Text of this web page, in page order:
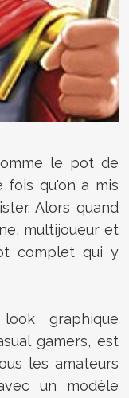
le pot de
fois qu'on a mis
Alors quand
multijoueur et
complet qui y
graphique
gamers, est
les amateurs
un modèle